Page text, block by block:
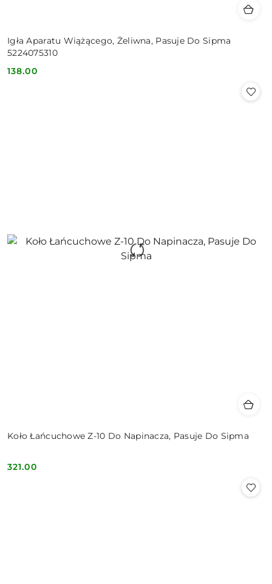
Igła Aparatu Wiążącego, Żeliwna, Pasuje Do Sipma
5224075310
Cena:
138.00
Koło Łańcuchowe Z-10 Do Napinacza, Pasuje Do Sipma
Cena:
321.00